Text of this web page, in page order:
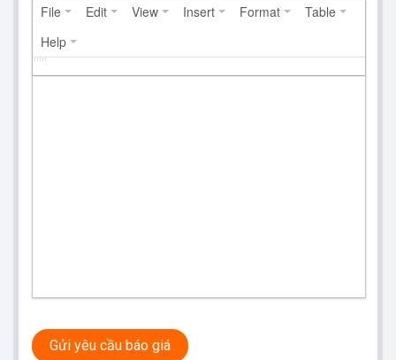
File Edit View Insert Format
Table
Help
Gửi yêu cầu báo giá